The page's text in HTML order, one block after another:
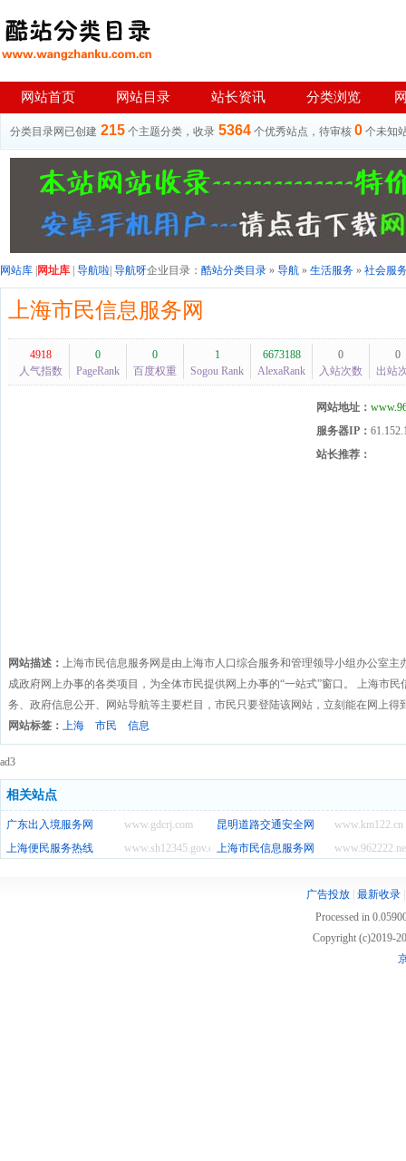
网站首页 网站目录 站长资讯 分类浏览
分类目录网已创建 215 个主题分类，收录 5364 个优秀站点，待审核 0 个未知
网站库 网址库 导航啦 导航呀企业目录： 酷站分类目录 » 导航 » 生活服务 » 社会服
上海市民信息服务网
4918
人气指数
0
PageRank
0
百度权重
1
Sogou Rank
6673188
AlexaRank
0
入站次数
0
出站
网站地址：
服务器IP：
站长推荐：
网站描述： 上海市民信息服务网是由上海市人口综合服务和管理领导小组办公室
成政府网上办事的各类项目，为全体市民提供网上办事的“一站式”窗口。 上海市
务、政府信息公开、网站导航等主要栏目，市民只要登陆该网站，立刻能在网上得
网站标签： 上海 市民 信息
ad3
相关站点
www.gdcrj.com
广东出入境服务网 www.km122.cn
昆明道路交通安全网
www.sh12345.gov.cn
上海便民服务热线 上海市民信息服务网
广告投放 最新收录
Processed in
Copyright (c)2019-